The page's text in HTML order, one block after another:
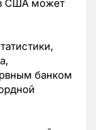
США может
банком